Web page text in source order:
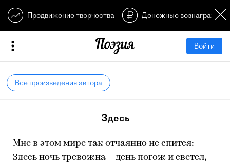
Продвижение творчества Денежные
Войти
Все произведения автора
Здесь
Мне в этом мире так отчаянно не спится:
Здесь ночь тревожна – день погож и светел,